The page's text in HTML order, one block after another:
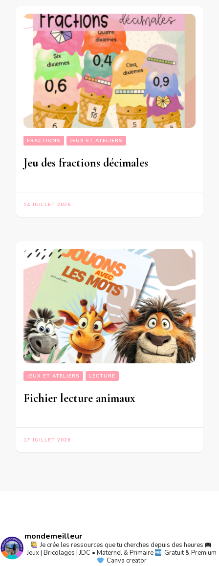
FRACTIONS JEUX ET ATELIERS
Jeu des fractions décimales
14 JUILLET 2026
JEUX ET ATELIERS LECTURE
Fichier lecture animaux
17 JUILLET 2026
mondemeilleur
Je crée les ressources que tu cherches depuis des heures
Jeux | Bricolages | JDC • Maternel & Primaire
Gratuit & Premium
Canva creator